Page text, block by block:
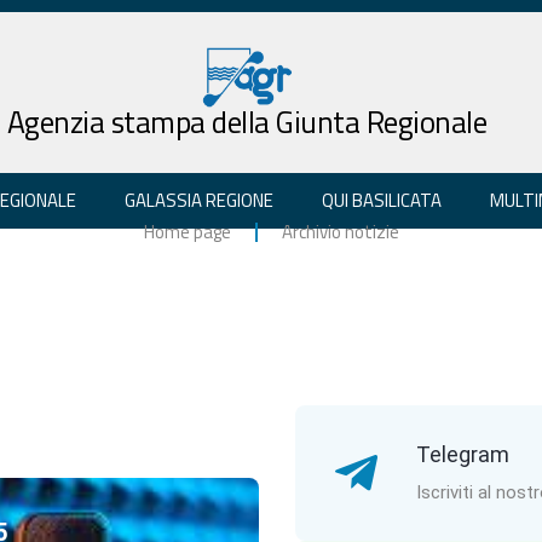
Agenzia stampa della Giunta Regionale
GALASSIA REGIONE QUI BASILICATA
Home page
Archivio notizie
Telegram
Iscriviti al